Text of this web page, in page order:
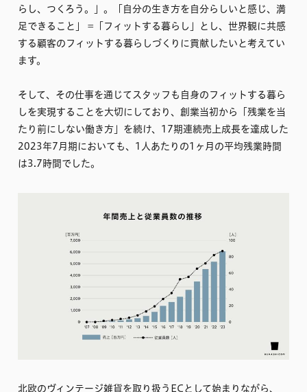
らし、つくろう。」。「自分の生き方を自分らしいと感じ、満
足できること」 =「フィットする暮らし」とし、世界観に共感
する顧客のフィットする暮らしづくりに貢献したいと考えてい
ます。
そして、その仕事を通じてスタッフも自身のフィットする暮ら
しを実現することを大切にしており、創業当初から「残業を当
たり前にしない働き方」を続け、17期連続売上成長を達成した
2023年7月期においても、1人あたりの1ヶ月の平均残業時間
は3.7時間でした。
北欧のヴィンテージ雑貨を取り扱うECとして始まりながら、